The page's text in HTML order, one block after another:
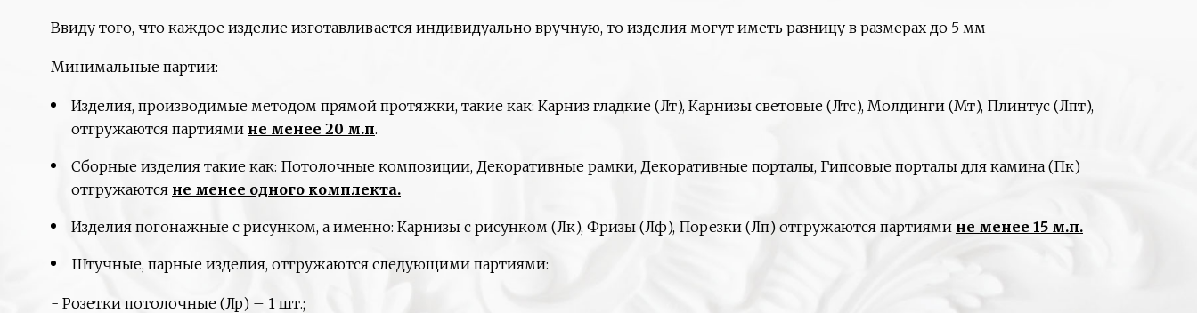
Ввиду того, что каждое изделие изготавливается индивидуально вручную, то изделия могут иметь разницу в размерах до 5 мм
Минимальные партии:
Изделия, производимые методом прямой протяжки, такие как: Карниз гладкие (Лт), Карнизы световые (Лтс), Молдинги (Мт), Плинтус (Лпт),
отгружаются партиями не менее 20 м.п.
Сборные изделия такие как: Потолочные композиции, Декоративные рамки, Декоративные порталы, Гипсовые порталы для камина (Пк)
отгружаются не менее одного комплекта.
Изделия погонажные с рисунком, а именно: Карнизы с рисунком (Лк), Фризы (Лф), Порезки (Лп) отгружаются партиями не менее 15 м.п.
Штучные, парные изделия, отгружаются следующими партиями:
- Розетки потолочные (Лр) – 1 шт.;